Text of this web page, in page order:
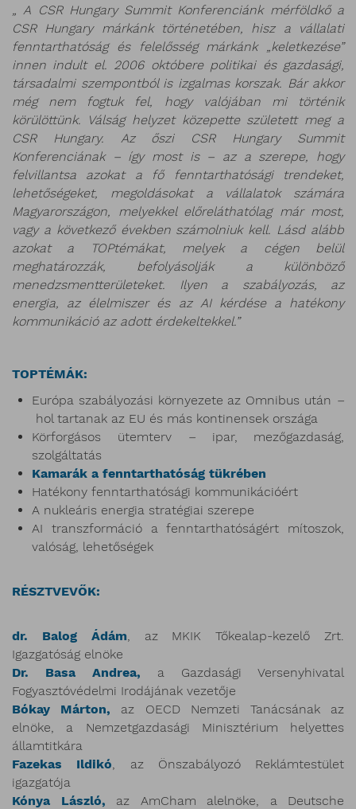
„ A CSR Hungary Summit Konferenciánk mérföldkő a
CSR Hungary márkánk történetében, hisz a vállalati
fenntarthatóság és felelősség márkánk „keletkezése”
innen indult el. 2006 októbere politikai és gazdasági,
társadalmi szempontból is izgalmas korszak. Bár akkor
még nem fogtuk fel, hogy valójában mi történik
körülöttünk. Válság helyzet közepette született meg a
CSR Hungary. Az őszi CSR Hungary Summit
Konferenciának – így most is – az a szerepe, hogy
felvillantsa azokat a fő fenntarthatósági trendeket,
lehetőségeket, megoldásokat a vállalatok számára
Magyarországon, melyekkel előreláthatólag már most,
vagy a következő években számolniuk kell. Lásd alább
azokat a TOPtémákat, melyek a cégen belül
meghatározzák, befolyásolják a különböző
menedzsmentterületeket. Ilyen a szabályozás, az
energia, az élelmiszer és az AI kérdése a hatékony
kommunikáció az adott érdekeltekkel.”
TOPTÉMÁK:
Európa szabályozási környezete az Omnibus után –
hol tartanak az EU és más kontinensek országa
Körforgásos ütemterv
– ipar, mezőgazdaság,
szolgáltatás
Kamarák a fenntarthatóság tükrében
Hatékony fenntarthatósági kommunikációért
A nukleáris energia stratégiai szerepe
AI transzformáció a fenntarthatóságért mítoszok,
valóság, lehetőségek
RÉSZTVEVŐK:
dr. Balog Ádám , az MKIK Tőkealap-kezelő Zrt.
Igazgatóság elnöke
Dr. Basa Andrea, a Gazdasági Versenyhivatal
Fogyasztóvédelmi Irodájának vezetője
Bókay Márton, az OECD Nemzeti Tanácsának az
elnöke, a Nemzetgazdasági Minisztérium helyettes
államtitkára
Fazekas Ildikó , az Önszabályozó Reklámtestület
igazgatója
Kónya László, az AmCham alelnöke, a Deutsche